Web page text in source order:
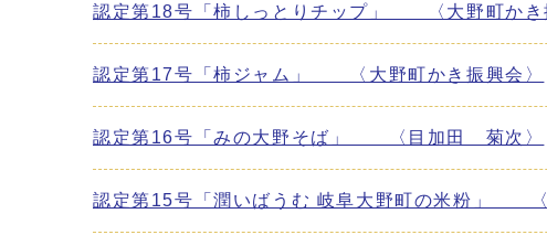
認定第18号「柿しっとりチップ」 〈大野町かき
認定第17号「柿ジャム」 〈大野町かき振興会〉
認定第16号「みの大野そば」 〈目加田 菊次〉
認定第15号「潤いばうむ 岐阜大野町の米粉」 〈